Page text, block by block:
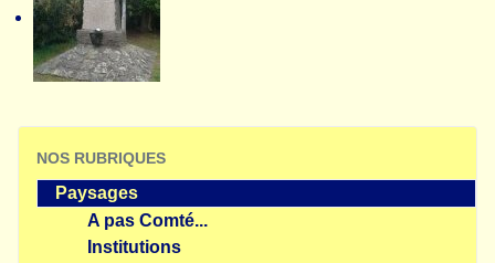
NOS RUBRIQUES
Paysages
A pas Comté...
Institutions